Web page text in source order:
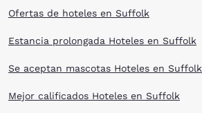
Ofertas de hoteles en Suffolk
Estancia prolongada Hoteles en Suffolk
Se aceptan mascotas Hoteles en Suffolk
Mejor calificados Hoteles en Suffolk